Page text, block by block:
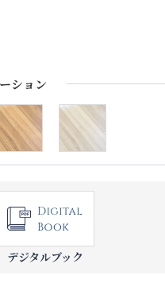
ション
デジタルブック